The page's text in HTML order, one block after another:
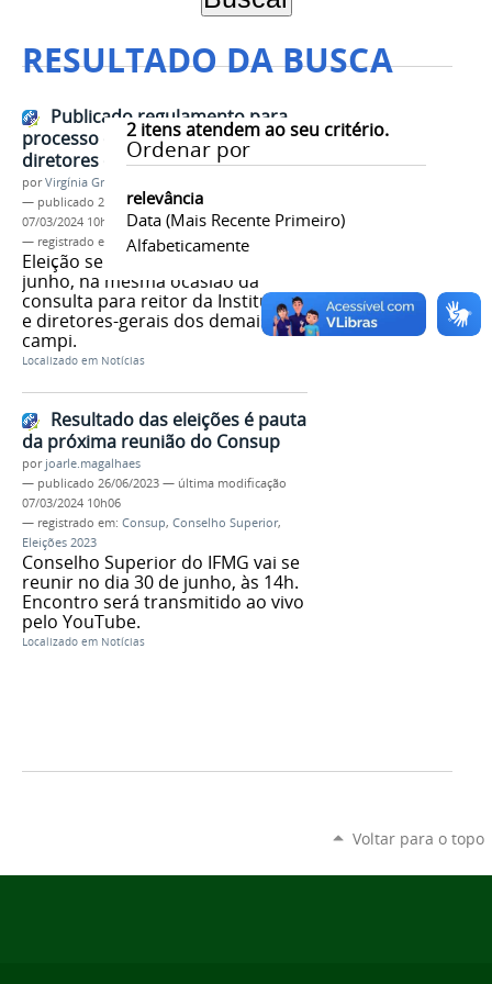
RESULTADO DA BUSCA
2itens atendem ao seu critério.
Ordenar por
relevância
Data (mais Recente Primeiro)
Alfabeticamente
Publicado regulamento para
processo de escolha dos
diretores de campi avançados
porVirgínia Graziela Fonseca Barbosa
— publicado 23/05/2023—última modificação
07/03/2024 10h45
— registrado em:
Eleições 2023
Eleição será realizada no dia 14 de
junho, na mesma ocasião da
consulta para reitor da Instituição
e diretores-gerais dos demais
campi.
Localizado em Notícias
Resultado das eleições é pauta
da próxima reunião do Consup
por joarle.magalhaes
— publicado 26/06/2023 — última modificação
07/03/2024 10h06
— registrado em: Consup, Conselho Superior,
Eleições 2023
Conselho Superior do IFMG vai se
reunir no dia 30 de junho, às 14h.
Encontro será transmitido ao vivo
pelo YouTube.
Localizado em Notícias
Voltar para o topo